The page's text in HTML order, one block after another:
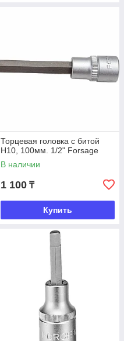
Торцевая головка с битой
Н10, 100мм. 1/2" Forsage
В наличии
1 100 ₸
Купить